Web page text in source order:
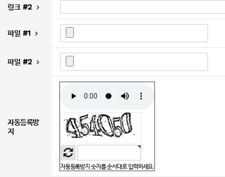
링크 #2
파일 #1
파일 #2
자동등록방
지
자동등록방지 숫자를 순서대로 입력하세요.